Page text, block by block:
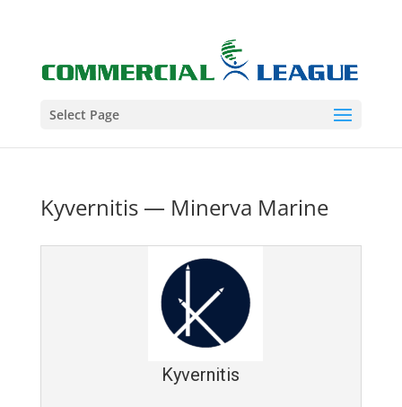
Select Page
Kyvernitis — Minerva Marine
Kyvernitis